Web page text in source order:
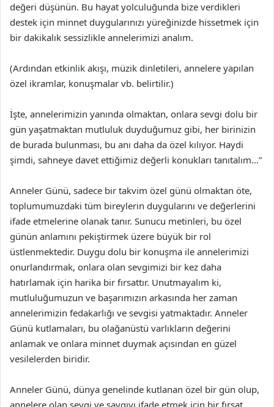
değeri düşünün. Bu hayat yolculuğunda bize verdikleri
destek için minnet duygularınızı yüreğinizde hissetmek için
bir dakikalık sessizlikle annelerimizi analım.
(Ardından etkinlik akışı, müzik dinletileri, annelere yapılan
özel ikramlar, konuşmalar vb. belirtilir.)
İşte, annelerimizin yanında olmaktan, onlara sevgi dolu bir
gün yaşatmaktan mutluluk duyduğumuz gibi, her birinizin
de burada bulunması, bu anı daha da özel kılıyor. Haydi
şimdi, sahneye davet ettiğimiz değerli konukları tanıtalım…”
Anneler Günü, sadece bir takvim özel günü olmaktan öte,
toplumumuzdaki tüm bireylerin duygularını ve değerlerini
ifade etmelerine olanak tanır. Sunucu metinleri, bu özel
günün anlamını pekiştirmek üzere büyük bir rol
üstlenmektedir. Duygu dolu bir konuşma ile annelerimizi
onurlandırmak, onlara olan sevgimizi bir kez daha
hatırlamak için harika bir fırsattır. Unutmayalım ki,
mutluluğumuzun ve başarımızın arkasında her zaman
annelerimizin fedakarlığı ve sevgisi yatmaktadır. Anneler
Günü kutlamaları, bu olağanüstü varlıkların değerini
anlamak ve onlara minnet duymak açısından en güzel
vesilelerden biridir.
Anneler Günü, dünya genelinde kutlanan özel bir gün olup,
annelere olan sevgi ve saygıyı ifade etmek için bir fırsat